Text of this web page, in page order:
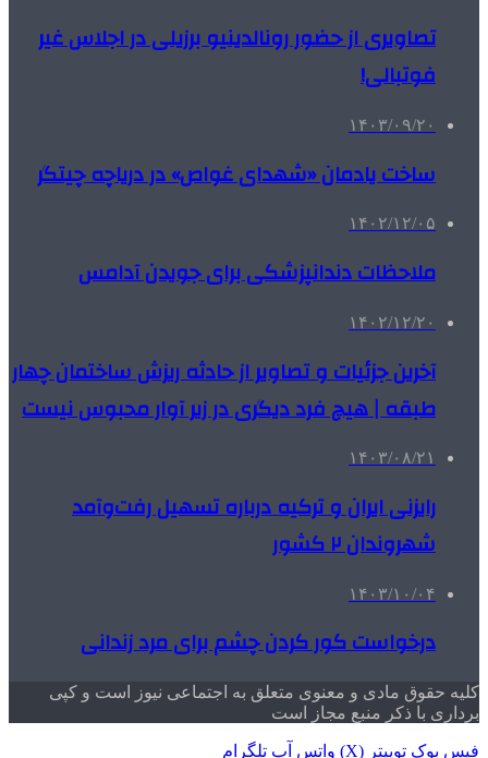
تصاویری از حضور رونالدینیو برزیلی در اجلاس غیر
فوتبالی!
۱۴۰۳/۰۹/۲۰
ساخت یادمان «شهدای غواص» در دریاچه چیتگر
۱۴۰۲/۱۲/۰۵
ملاحظات دندانپزشکی برای جویدن آدامس
۱۴۰۲/۱۲/۲۰
آخرین جزئیات و تصاویر از حادثه ریزش ساختمان چهار
طبقه | هیچ فرد دیگری در زیر آوار محبوس نیست
۱۴۰۳/۰۸/۲۱
رایزنی ایران و ترکیه درباره تسهیل رفت‌وآمد
شهروندان ۲ کشور
۱۴۰۳/۱۰/۰۴
درخواست کور کردن چشم برای مرد زندانی
کلیه حقوق مادی و معنوی متعلق به اجتماعی نیوز است و کپی
برداری با ذکر منبع مجاز است
فیس بوک توییتر (X) واتس آپ تلگرام